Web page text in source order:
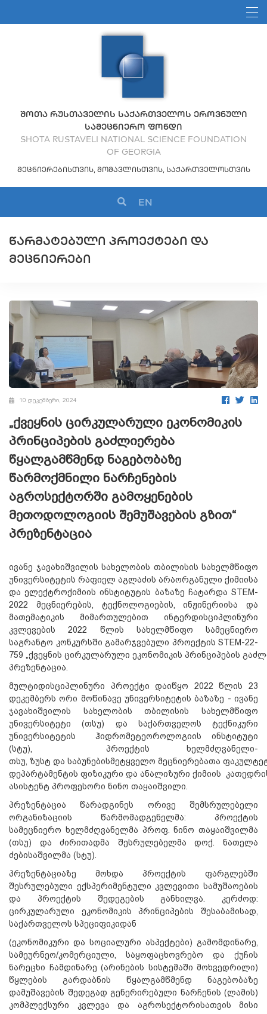
ᲨᲝᲗᲐ ᲠᲣᲡᲗᲐᲕᲔᲚᲘᲡ ᲡᲐᲥᲐᲠᲗᲕᲔᲚᲝᲡ ᲔᲠᲝᲕᲜᲣᲚᲘ
ᲡᲐᲛᲔᲪᲜᲘᲔᲠᲝ ᲤᲝᲜᲓᲘ
SHOTA RUSTAVELI NATIONAL SCIENCE FOUNDATION
OF GEORGIA
ᲛᲔᲪᲜᲘᲔᲠᲔᲑᲘᲡᲗᲕᲘᲡ, ᲛᲝᲛᲐᲕᲚᲘᲡᲗᲕᲘᲡ, ᲡᲐᲥᲐᲠᲗᲕᲔᲚᲝᲡᲗᲕᲘᲡ
EN
ᲬᲐᲠᲛᲐᲢᲔᲑᲣᲚᲘ ᲞᲠᲝᲔᲥᲢᲔᲑᲘ ᲓᲐ
ᲛᲔᲪᲜᲘᲔᲠᲔᲑᲘ
10 დეკემბერი, 2024
„ქვეყნის ცირკულარული ეკონომიკის
პრინციპების გაძლიერება
წყალგამწმენდ ნაგებობაზე
წარმოქმნილი ნარჩენების
აგროსექტორში გამოყენების
მეთოდოლოგიის შემუშავების გზით“
პრეზენტაცია
ივანე ჯავახიშვილის სახელობის თბილისის სახელმწიფო
უნივერსიტეტის რაფიელ აგლაძის არაორგანული ქიმიისა
და ელექტროქიმიის ინსტიტუტის ბაზაზე ჩატარდა STEM-
2022 მეცნიერების, ტექნოლოგიების, ინჟინერიისა და
მათემატიკის მიმართულებით ინტერდისციპლინური
კვლევების 2022 წლის სახელმწიფო სამეცნიერო
საგრანტო კონკურსში გამარჯვებული პროექტის STEM-22-
759
ქვეყნის ცირკულარული ეკონომიკის პრინციპების
პრეზენტაცია.
მულტიდისციპლინური პროექტი დაიწყო 2022 წლის 23
დეკემბერს ორი მოწინავე უნივერსიტეტის ბაზაზე - ივანე
ჯავახიშვილის სახელობის თბილისის სახელმწიფო
უნივერსიტეტი (თსუ) და საქართველოს ტექნიკური
უნივერსიტეტისჰიდრომეტეოროლოგიის ინსტიტუტი
(სტუ), პროექტის ხელმძღვანელი-
თსუ, ზუსტ და საბუნებისმეტყველო მეცნიერებათა
დეპარტამენტის ფიზიკური და ანალიზური ქიმიის
ასისტენტ პროფესორი ნინო თაყაიშვილი.
პრეზენტაცია წარადგინეს ორივე შემსრულებელი
ორგანიზაციის წარმომადგენელმა: პროექტის
სამეცნიერო ხელმძღვანელმა პროფ. ნინო თაყაიშვილმა
(თსუ) და ძირითადმა შესრულებელმა დოქ. ნათელა
ძებისაშვილმა (სტუ).
პრეზენტაციაზე მოხდა პროექტის ფარგლებში
შესრულებული ექსპერიმენტული კვლევითი სამუშაოების
და პროექტის შედეგების განხილვა. კერძოდ:
ცირკულარული ეკონომიკის პრინციპების შესაბამისად,
საქართველოს სპეციფიკიდან
(ეკონომიკური და სოციალური ასპექტები) გამომდინარე,
სამეურნეო/კომერციული, საყოფაცხოვრებო და ქუჩის
ნარეცხი ჩამდინარე (არინების სისტემაში მოხვედრილი)
წყლების გარდაბნის წყალგამწმენდ ნაგებობაზე
დამუშავების შედეგად გენერირებული ნარჩენის (ლამის)
კომპლექსური კვლევა და აგროსექტორისათვის მისი